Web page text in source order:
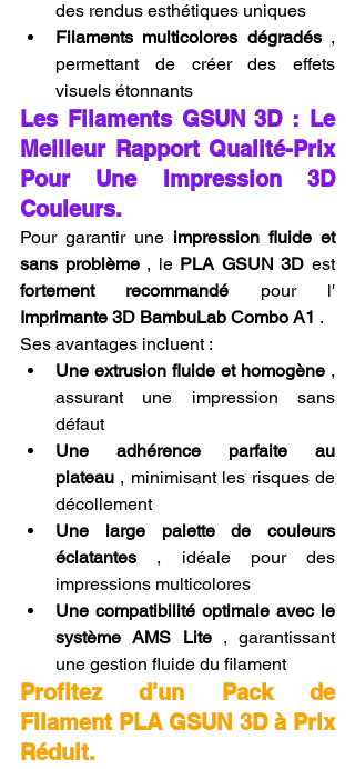
des rendus esthétiques uniques
Filaments multicolores dégradés ,
permettant de créer des effets
visuels étonnants
Les Filaments GSUN 3D : Le
Meilleur Rapport Qualité-Prix
Pour Une Impression 3D
Couleurs.
Pour garantir une impression fluide et
sans problème , le PLA GSUN 3D
est
fortement recommandé
Imprimante 3D BambuLab Combo A1 .
Ses avantages incluent :
Une extrusion fluide et homogène ,
assurant une impression sans
défaut
Une adhérence parfaite au
plateau , minimisant les risques de
décollement
Une large palette de couleurs
éclatantes , idéale pour des
impressions multicolores
Une compatibilité optimale avec le
système AMS Lite , garantissant
une gestion fluide du filament
Profitez d'un Pack de
Filament PLA GSUN 3D à Prix
Réduit.